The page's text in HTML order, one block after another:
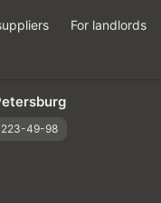
For landlords
223-49-98